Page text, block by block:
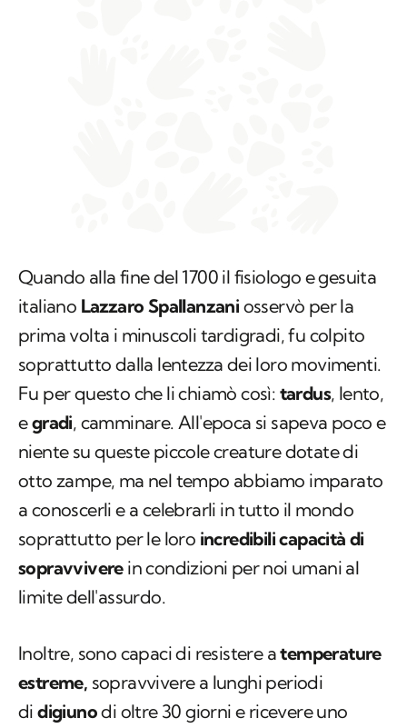
Quando alla fine del 1700 il fisiologo e gesuita
italiano Lazzaro Spallanzani osservò per la
prima volta i minuscoli tardigradi, fu colpito
soprattutto dalla lentezza dei loro movimenti.
Fu per questo che li chiamò così: tardus, lento,
egradi, camminare. All'epoca si sapeva poco e
niente su queste piccole creature dotate di
otto zampe, ma nel tempo abbiamo imparato
a conoscerli e a celebrarli in tutto il mondo
soprattutto per le loro incredibili capacità di
sopravviverein condizioni per noi umani al
limite dell'assurdo.
Inoltre, sono capaci di resistere atemperature
estreme, sopravvivere a lunghi periodi
didigiunodi oltre 30 giorni e ricevere uno